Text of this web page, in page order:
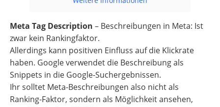
Meta Tag Description – Beschreibungen in Meta: Ist
zwar kein Rankingfaktor.
Allerdings kann positiven Einfluss auf die Klickrate
haben. Google verwendet die Beschreibung als
Snippets in die Google-Suchergebnissen.
Ihr solltet Meta-Beschreibungen also nicht als
Ranking-Faktor, sondern als Möglichkeit ansehen,